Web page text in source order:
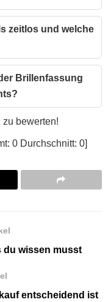
zeitlos und welche
Brillenfassung
bewerten!
0 Durchschnitt: 0]
du wissen musst
entscheidend ist